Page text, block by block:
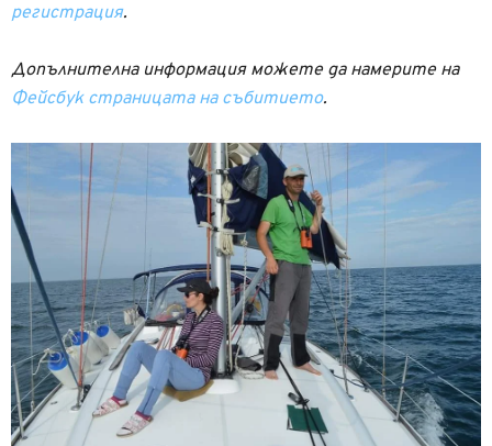
регистрация.
Допълнителна информация можете да намерите на
Фейсбук страницата на събитието.